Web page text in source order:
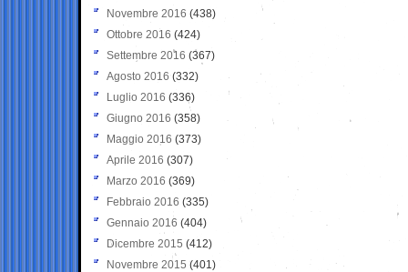
Novembre 2016 (438)
Ottobre 2016 (424)
Settembre 2016 (367)
Agosto 2016 (332)
Luglio 2016 (336)
Giugno 2016 (358)
Maggio 2016 (373)
Aprile 2016 (307)
Marzo 2016 (369)
Febbraio 2016 (335)
Gennaio 2016 (404)
Dicembre 2015 (412)
Novembre 2015 (401)